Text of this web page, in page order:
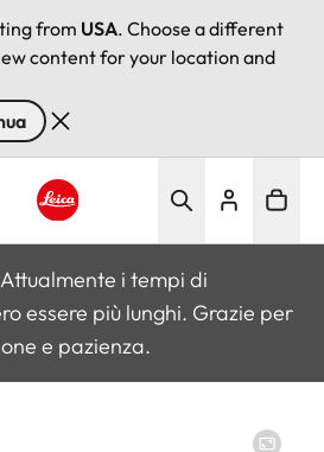
from USA. Choose a different
content for your location and
Attualmente i tempi di
essere più lunghi. Grazie per
e pazienza.